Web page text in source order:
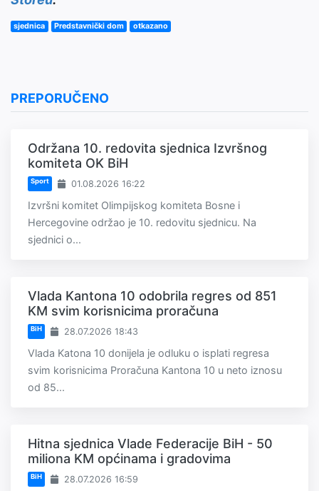
sjednica Predstavnički dom otkazano
PREPORUČENO
Održana 10. redovita sjednica Izvršnog
komiteta OK BiH
Sport 01.08.2026 16:22
Izvršni komitet Olimpijskog komiteta Bosne i
Hercegovine održao je 10. redovitu sjednicu. Na
sjednici o...
Vlada Kantona 10 odobrila regres od 851
KM svim korisnicima proračuna
BiH 28.07.2026 18:43
Vlada Katona 10 donijela je odluku o isplati regresa
svim korisnicima Proračuna Kantona 10 u neto iznosu
od 85...
Hitna sjednica Vlade Federacije BiH - 50
miliona KM općinama i gradovima
BiH 28.07.2026 16:59